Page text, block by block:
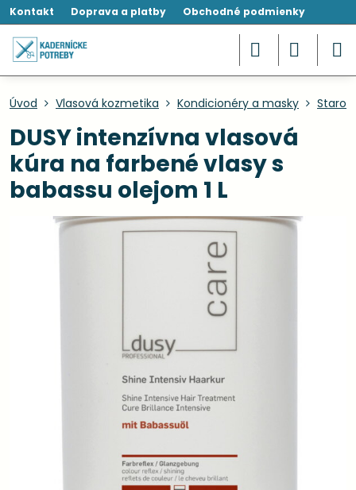
Kontakt Doprava a platby Obchodné podmienky
Úvod Vlasová kozmetika Kondicionéry a masky
DUSY intenzívna vlasová
kúra na farbené vlasy s
babassu olejom 1 L